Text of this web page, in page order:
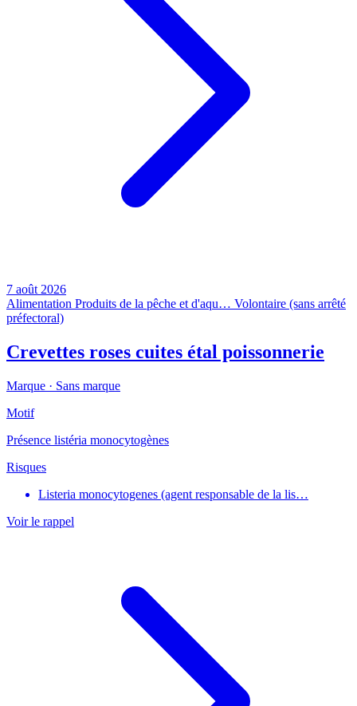
7 août 2026
Alimentation Produits de la pêche et d'aqu… Volontaire (sans arrêté
préfectoral)
Crevettes roses cuites étal poissonnerie
Marque · Sans marque
Motif
Présence listéria monocytogènes
Risques
Listeria monocytogenes (agent responsable de la lis…
Voir le rappel